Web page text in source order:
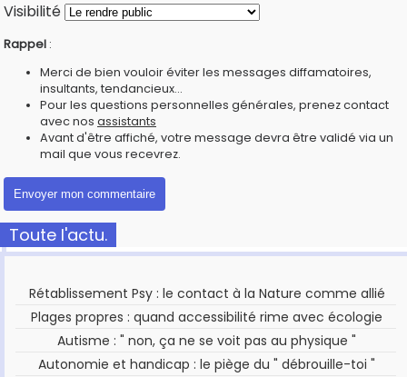
Visibilité
Rappel :
Merci de bien vouloir éviter les messages diffamatoires,
insultants, tendancieux...
Pour les questions personnelles générales, prenez contact
avec nos assistants
Avant d'être affiché, votre message devra être validé via un
mail que vous recevrez.
Toute l'actu.
Rétablissement Psy : le contact à la Nature comme allié
Plages propres : quand accessibilité rime avec écologie
Autisme : " non, ça ne se voit pas au physique "
Autonomie et handicap : le piège du " débrouille-toi "